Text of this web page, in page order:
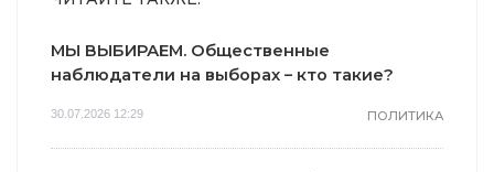
МЫ ВЫБИРАЕМ. Общественные
наблюдатели на выборах – кто такие?
30.07.2026 12:29 ПОЛИТИКА